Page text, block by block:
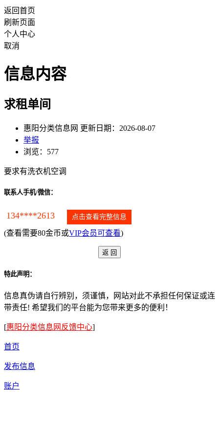
返回首页
刷新页面
个人中心
取消
信息内容
求租单间
惠阳分类信息网 更新日期：2026-08-07
举报
浏览：577
要求有洗衣机空调
联系人手机/微信：
134****2613 点击查看完整信息
(查看需要80金币或VIP会员可查看)
特此声明：
信息真伪请自行辨别，须谨慎，网站对此不承担任何保证或连
带责任! 希望我们的平台能为您带来更多的便利！
[惠阳分类信息网反馈中心]
首页
发布信息
账户